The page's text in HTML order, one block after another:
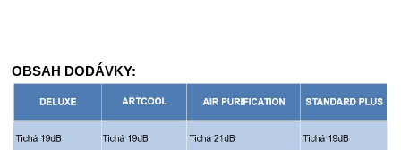
OBSAH DODÁVKY: